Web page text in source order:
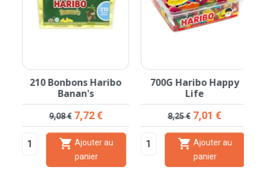
210 Bonbons Haribo
Banan's
Prix de base
9,08 €Prix
7,72 €
Ajouter au
panier
700G Haribo Happy
Life
Prix de base
8,25 €Prix
7,01 €
Ajouter au
panier